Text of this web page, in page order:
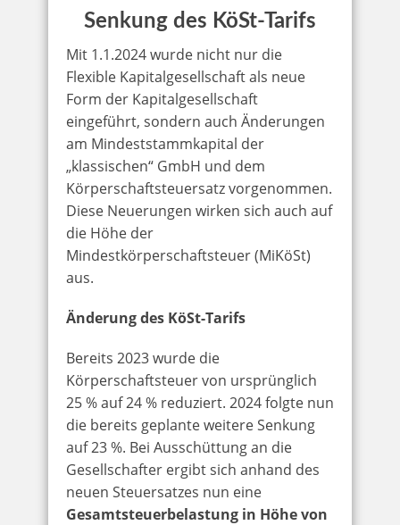
Senkung des KöSt-Tarifs
Mit 1.1.2024 wurde nicht nur die
Flexible Kapitalgesellschaft als neue
Form der Kapitalgesellschaft
eingeführt, sondern auch Änderungen
am Mindeststammkapital der
„klassischen“ GmbH und dem
Körperschaftsteuersatz vorgenommen.
Diese Neuerungen wirken sich auch auf
die Höhe der
Mindestkörperschaftsteuer (MiKöSt)
aus.
Änderung des KöSt-Tarifs
Bereits 2023 wurde die
Körperschaftsteuer von ursprünglich
25 % auf 24 % reduziert. 2024 folgte nun
die bereits geplante weitere Senkung
auf 23 %. Bei Ausschüttung an die
Gesellschafter ergibt sich anhand des
neuen Steuersatzes nun eine
Gesamtsteuerbelastung in Höhe von